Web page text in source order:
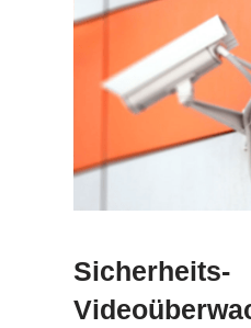
Sicherheits-